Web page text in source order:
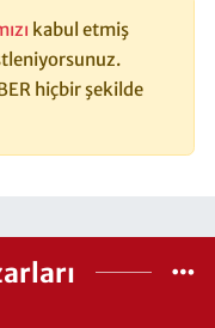
kabul etmiş
hiçbir şekilde